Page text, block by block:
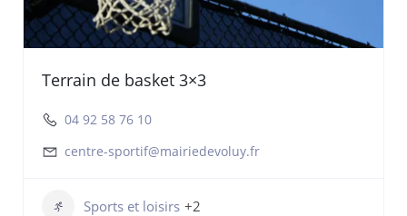
Terrain de basket 3×3
04 92 58 76 10
centre-sportif@mairiedevoluy.fr
Sports et loisirs +2